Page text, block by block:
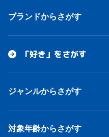
ブランドからさがす
「好き」をさがす
ジャンルからさがす
対象年齢からさがす